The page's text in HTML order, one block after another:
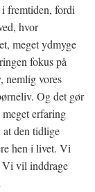
fremtiden, fordi
hvor
meget ydmyge
fokus på
nemlig vores
Og det gør
erfaring
den tidlige
hen i livet. Vi
Vi vil inddrage